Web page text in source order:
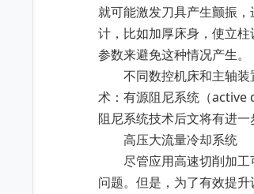
就可能激发刀具产生颤振
计，比如加厚床身，使立
参数来避免这种情况产生。
不同数控机床和主轴装
术：有源阻尼系统（active
阻尼系统技术后文将有进一
高压大流量冷却系统
尽管应用高速切削加工
问题。但是，为了有效提